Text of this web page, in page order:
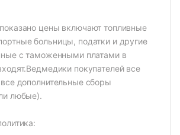
цены включают топливные
больницы, податки и другие
с таможенными платами в
покупателей все
дополнительные сборы
любые).